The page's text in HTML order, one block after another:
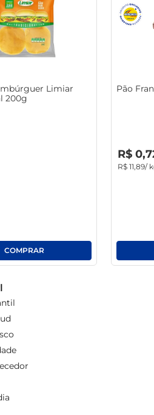
Limiar
200g
Pão
R$ 0,
R$ 11,89/